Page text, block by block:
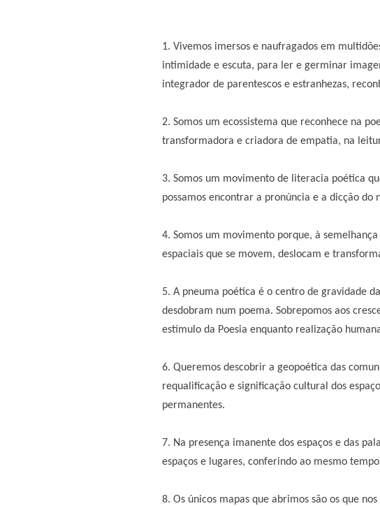
1. Vivemos imersos e naufragados em
intimidade e escuta, para ler e germinar
integrador de parentescos e estranhezas,
2. Somos um ecossistema que reconhece na
transformadora e criadora de empatia, na
3. Somos um movimento de literacia poética
possamos encontrar a pronúncia e a dicção do
4. Somos um movimento porque, à
espaciais que se movem, deslocam e
5. A pneuma poética é o centro de gravidade
desdobram num poema. Sobrepomos aos
estímulo da Poesia enquanto realização
6. Queremos descobrir a geopoética das
requalificação e significação cultural dos
permanentes.
7. Na presença imanente dos espaços e das
espaços e lugares, conferindo ao mesmo
8. Os únicos mapas que abrimos são os que